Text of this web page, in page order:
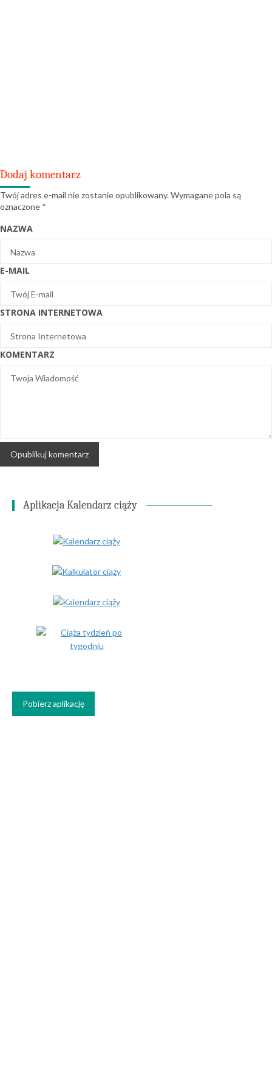
Dodaj komentarz
Twój adres e-mail nie zostanie opublikowany.Wymagane pola są
oznaczone *
NAZWA
E-MAIL
STRONA INTERNETOWA
KOMENTARZ
Aplikacja Kalendarz ciąży
Pobierz aplikację